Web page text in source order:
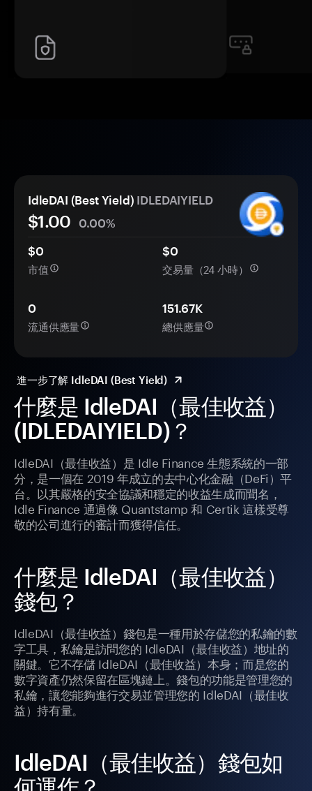
什麼是 IdleDAI（最佳收益）
(IDLEDAIYIELD)？
IdleDAI（最佳收益）是 Idle Finance 生態系統的一部
分，是一個在 2019 年成立的去中心化金融（DeFi）平
台。以其嚴格的安全協議和穩定的收益生成而聞名，
Idle Finance 通過像 Quantstamp 和 Certik 這樣受尊
敬的公司進行的審計而獲得信任。
什麼是 IdleDAI（最佳收益）
錢包？
IdleDAI（最佳收益）錢包是一種用於存儲您的私鑰的數
字工具，私鑰是訪問您的 IdleDAI（最佳收益）地址的
關鍵。它不存儲 IdleDAI（最佳收益）本身；而是您的
數字資產仍然保留在區塊鏈上。錢包的功能是管理您的
私鑰，讓您能夠進行交易並管理您的 IdleDAI（最佳收
益）持有量。
IdleDAI（最佳收益）錢包如
IdleDAI (Best Yield) IDLEDAIYIELD
$1.00
0.00%
$0
市值
$0
交易量（24 小時）
0
流通供應量
151.67K
總供應量
進一步了解 IdleDAI (Best Yield)